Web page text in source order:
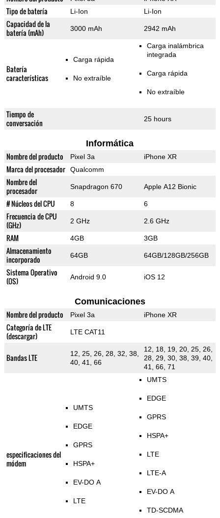
Tipo de batería Li-Ion Li-Ion
Capacidad de la
batería (mAh)
3000 mAh 2942 mAh
Batería
características
Carga rápida
No extraíble
Carga inalámbrica
integrada
Carga rápida
No extraíble
Tiempo de
conversación
25 hours
Informática
Nombre del producto Pixel 3a iPhone XR
Marca del procesador Qualcomm
Nombre del
procesador
Snapdragon 670 Apple A12 Bionic
# Núcleos del CPU 8 6
Frecuencia de CPU
(GHz)
2 GHz 2.6 GHz
RAM 4GB 3GB
Almacenamiento
incorporado
64GB 64GB/128GB/256GB
Sistema Operativo
(OS)
Android 9.0 iOS 12
Comunicaciones
Nombre del producto Pixel 3a iPhone XR
Categoría de LTE
(descargar)
LTE CAT11
Bandas LTE
12, 25, 26, 28, 32, 38,
40, 41, 66
12, 18, 19, 20, 25, 26,
28, 29, 30, 38, 39, 40,
41, 66, 71
especificaciones del
módem
UMTS
EDGE
GPRS
HSPA+
EV-DO A
LTE
UMTS
EDGE
GPRS
HSPA+
LTE
LTE-A
EV-DO A
TD-SCDMA